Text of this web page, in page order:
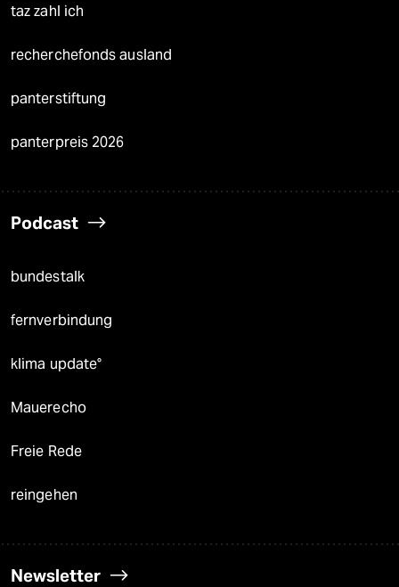
taz zahl ich
recherchefonds ausland
panterstiftung
panterpreis 2026
Podcast
bundestalk
fernverbindung
klima update°
Mauerecho
Freie Rede
reingehen
Newsletter